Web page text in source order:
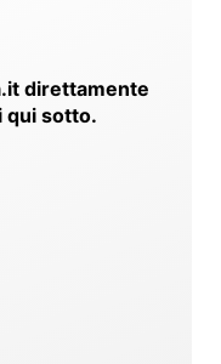
direttamente
qui sotto.